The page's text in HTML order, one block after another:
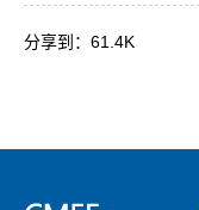
分享到： 61.4K